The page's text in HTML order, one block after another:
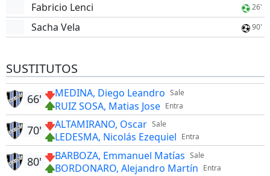
Fabricio Lenci 26'
Sacha Vela 90'
SUSTITUTOS
Sale
MEDINA, Diego Leandro
Entra
RUIZ SOSA, Matias Jose
66'
Sale
ALTAMIRANO, Oscar
Entra
LEDESMA, Nicolás Ezequiel
70'
Sale
BARBOZA, Emmanuel Matías
Entra
BORDONARO, Alejandro Martín
80'